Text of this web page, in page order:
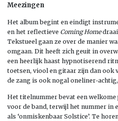
Meezingen
Het album begint en eindigt
en het reflectieve Coming Home
Tekstueel gaan ze over de manier
omgaan. Dit heeft zich geuit in
een heerlijk haast hypnotiserend
toetsen, viool en gitaar zijn dan ook
de zang is ook nogal oneliner-
Het titelnummer bevat een welkome
voor de band, terwijl het nummer in
als ‘onmiskenbaar Solstice’. Te